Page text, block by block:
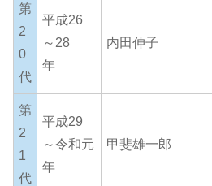
第
2
0
代
平成26
～28
年
内田伸子
第
2
1
代
平成29
～令和元
年
甲斐雄一郎